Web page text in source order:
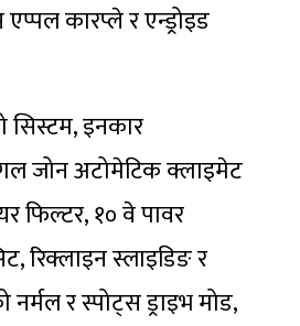
कारप्ले र एन्ड्रोइड
सिस्टम, इनकार
जोन अटोमेटिक क्लाइमेट
फिल्टर, १० वे पावर
रिक्लाइन स्लाइडिङ र
नर्मल र स्पोट्स ड्राइभ मोड,